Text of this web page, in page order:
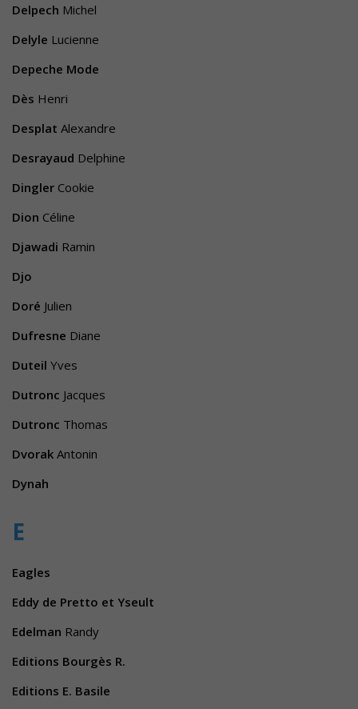
Delpech Michel
Delyle Lucienne
Depeche Mode
Dès Henri
Desplat Alexandre
Desrayaud Delphine
Dingler Cookie
Dion Céline
Djawadi Ramin
Djo
Doré Julien
Dufresne Diane
Duteil Yves
Dutronc Jacques
Dutronc Thomas
Dvorak Antonin
Dynah
E
Eagles
Eddy de Pretto et Yseult
Edelman Randy
Editions Bourgès R.
Editions E. Basile